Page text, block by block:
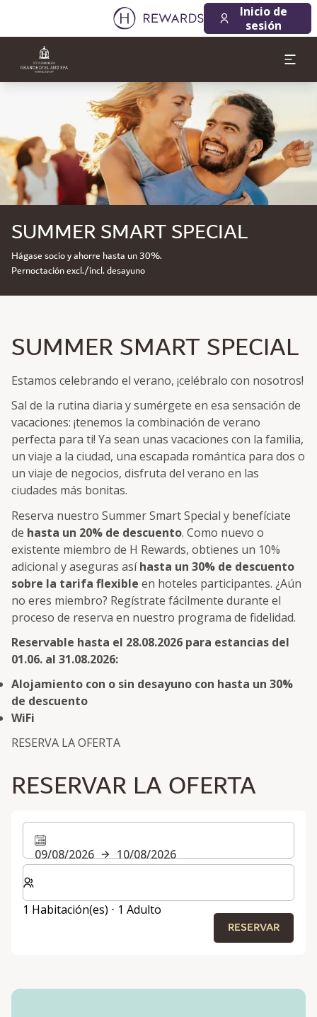
Inicio de
sesión
SUMMER SMART SPECIAL
Hágase socio y ahorre hasta un 30%.
Pernoctación excl./incl. desayuno
SUMMER SMART SPECIAL
Estamos celebrando el verano, ¡celébralo con nosotros!
Sal de la rutina diaria y sumérgete en esa sensación de
vacaciones: ¡tenemos la combinación de verano
perfecta para ti! Ya sean unas vacaciones con la familia,
un viaje a la ciudad, una escapada romántica para dos o
un viaje de negocios, disfruta del verano en las
ciudades más bonitas.
Reserva nuestro Summer Smart Special y benefíciate
de hasta un 20% de descuento. Como nuevo o
existente miembro de H Rewards, obtienes un 10%
adicional y aseguras asíhasta un 30% de descuento
sobre la tarifa flexible en hoteles participantes. ¿Aún
no eres miembro? Regístrate fácilmente durante el
proceso de reserva en nuestro programa de fidelidad.
Reservable hasta el 28.08.2026 para estancias del
01.06. al 31.08.2026:
Alojamiento con o sin desayuno con hasta un 30%
de descuento
WiFi
RESERVA LA OFERTA
RESERVAR LA OFERTA
09/08/2026
10/08/2026
Seleccione el número de habitaciones y huéspedes
1 Habitación(es) ⋅ 1 Adulto
RESERVAR